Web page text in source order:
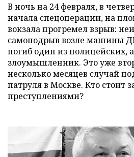
В ночь на 24 февраля, в
начала спецоперации, на
вокзала прогремел взрыв:
самоподрыв возле машины
погиб один из полицейских,
злоумышленник. Это уже
несколько месяцев случай
патруля в Москве. Кто стоит
преступлениями?